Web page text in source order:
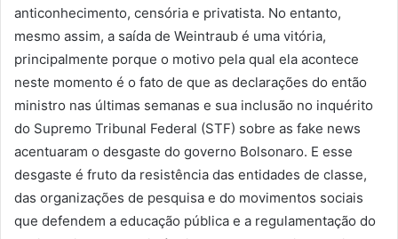
anticonhecimento, censória e privatista. No entanto,
mesmo assim, a saída de Weintraub é uma vitória,
principalmente porque o motivo pela qual ela acontece
neste momento é o fato de que as declarações do então
ministro nas últimas semanas e sua inclusão no inquérito
do Supremo Tribunal Federal (STF) sobre as fake news
acentuaram o desgaste do governo Bolsonaro. E esse
desgaste é fruto da resistência das entidades de classe,
das organizações de pesquisa e do movimentos sociais
que defendem a educação pública e a regulamentação do